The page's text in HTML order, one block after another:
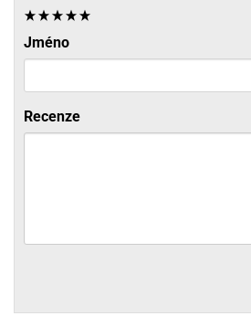
Jméno
Recenze